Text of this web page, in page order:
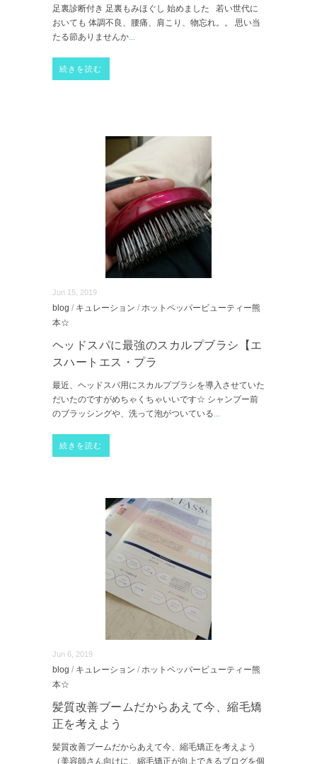
足裏診断付き 足裏もみほぐし 始めました 若い世代に
おいても 体調不良、腰痛、肩こり、物忘れ。。 思い当
たる節ありませんか...
続きを読む
Jun 15, 2019
blog / キュレーション / ホットペッパービューティー熊
本☆
ヘッドスパに最強のスカルプブラシ【エ
スハートエス・プラ
最近、ヘッドスパ用にスカルプブラシを導入させていた
だいたのですがめちゃくちゃいいです☆ シャンプー前
のブラッシングや、洗って泡がついている...
続きを読む
Jun 6, 2019
blog / キュレーション / ホットペッパービューティー熊
本☆
髪質改善ブームだからあえて今、縮毛矯
正を考えよう
髪質改善ブームだからあえて今、縮毛矯正を考えよう
（美容師さん向けに、縮毛矯正が向上できるブログを個